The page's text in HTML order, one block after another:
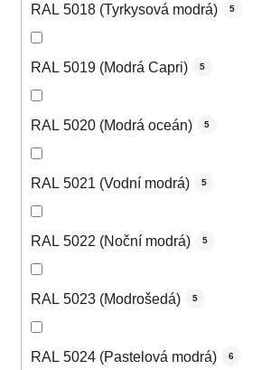
RAL 5018 (Tyrkysová modrá) 5
RAL 5019 (Modrá Capri) 5
RAL 5020 (Modrá oceán) 5
RAL 5021 (Vodní modrá) 5
RAL 5022 (Noční modrá) 5
RAL 5023 (Modrošedá) 5
RAL 5024 (Pastelová modrá) 6